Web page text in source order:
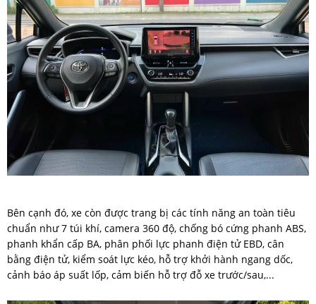
Bên cạnh đó, xe còn được trang bị các tính năng an toàn tiêu
chuẩn như 7 túi khí, camera 360 độ, chống bó cứng phanh ABS,
phanh khẩn cấp BA, phân phối lực phanh điện tử EBD, cân
bằng điện tử, kiểm soát lực kéo, hỗ trợ khởi hành ngang dốc,
cảnh báo áp suất lốp, cảm biến hỗ trợ đỗ xe trước/sau,...